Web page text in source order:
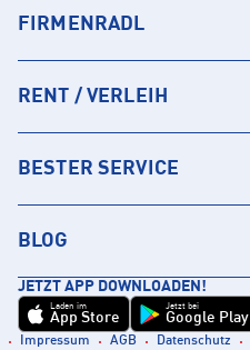
FIRMENRADL
RENT / VERLEIH
BESTER SERVICE
BLOG
JETZT APP DOWNLOADEN!
Laden im
App Store
Jetzt bei
Google Play
Impressum AGB Datenschutz